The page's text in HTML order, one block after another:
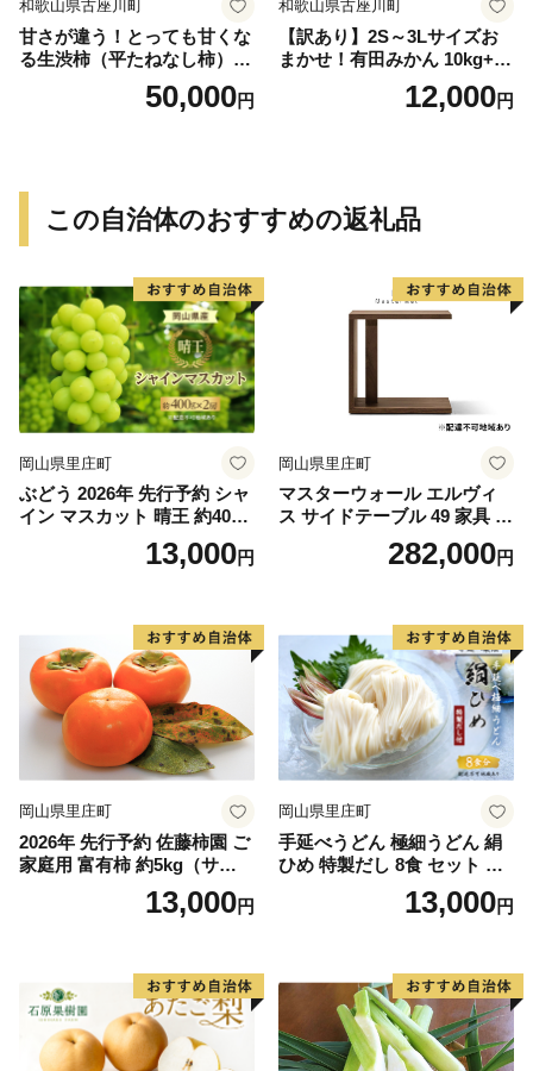
和歌山県古座川町
甘さが違う！とっても甘くな
る生渋柿（平たねなし柿）吊
ップ付約14.5～15kg 約60～
50,000円
和歌山県古座川町
【訳あり】2S～3Lサイズお
まかせ！有田みかん 10kg+2k
g保証分 11月から12月下旬ま
でに順次発送致します。 / 訳
12,000円
この自治体のおすすめの返礼品
岡山県里庄町
ぶどう 2026年 先行予約 シャ
イン マスカット 晴王 約400g
×2房 8月下旬～11月下旬発送
ブドウ 葡萄 岡山県産 国産 フ
13,000円
岡山県里庄町
マスターウォール エルヴィ
ス サイドテーブル 49 家具 イ
ンテリア ウォールナット 送
料無料 収納 ナイトテーブル
282,000円
岡山県里庄町
2026年 先行予約 佐藤柿園 ご
家庭用 富有柿 約5kg（サイズ
おまかせ） 柿 かき カキ 果物
くだもの フルーツ 期間限定
13,000円
岡山県里庄町
手延べうどん 極細うどん 絹
ひめ 特製だし 8食 セット 詰
め合わせ 細うどん 乾燥うど
ん 乾麺 手延べ うどん 麺類
13,000円